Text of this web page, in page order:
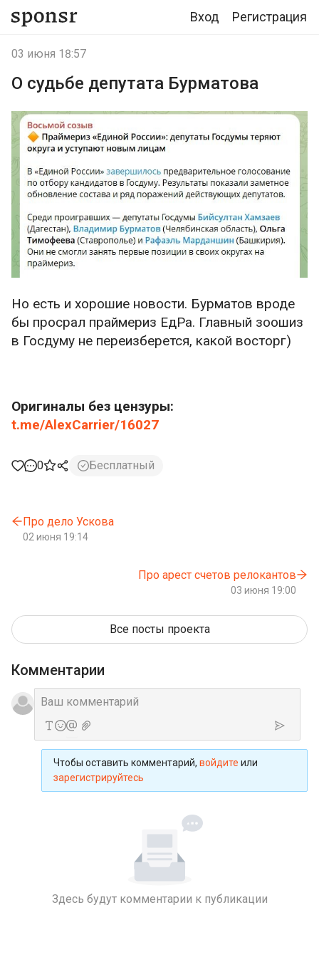
Вход Регистрация
03 июня 18:57
О судьбе депутата Бурматова
Но есть и хорошие новости. Бурматов вроде
бы просрал праймериз ЕдРа. Главный зоошиз
в Госдуму не переизберется, какой восторг)
Оригиналы без цензуры:
t.me/AlexCarrier/16027
0 Бесплатный
Про дело Ускова
02 июня 19:14
Про арест счетов релокантов
03 июня 19:00
Все посты проекта
Комментарии
Чтобы оставить комментарий, войдите или
зарегистрируйтесь
Здесь будут комментарии к публикации